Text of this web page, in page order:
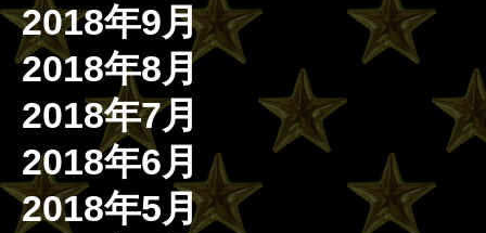
2018年9月
2018年8月
2018年7月
2018年6月
2018年5月